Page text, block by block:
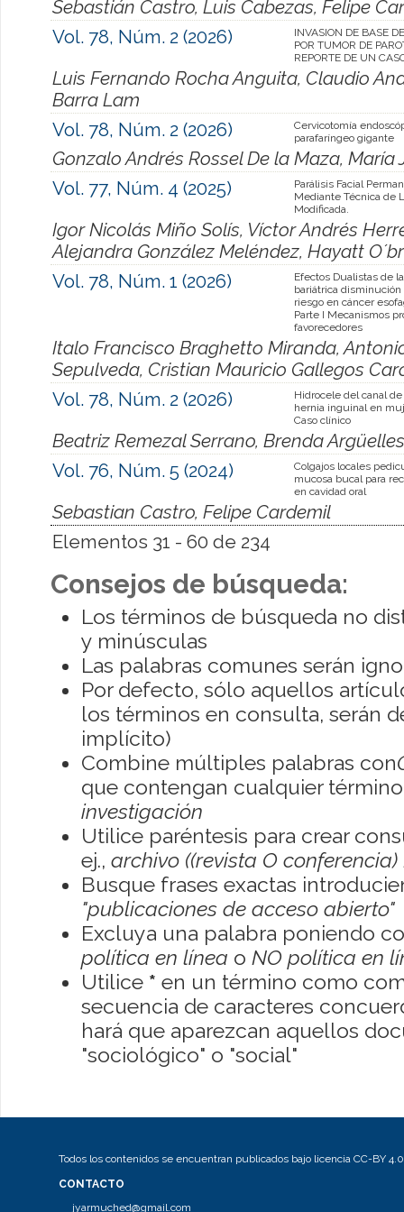
Sebastián Castro, Luis Cabezas, Felipe
Vol. 78, Núm. 2 (2026)
INVASION DE BASE
POR TUMOR DE
REPORTE DE UN
Luis Fernando Rocha Anguita, Claudio
Barra Lam
Vol. 78, Núm. 2 (2026)
Cervicotomía
parafaríngeo gigante
Gonzalo Andrés Rossel De la Maza, María
Vol. 77, Núm. 4 (2025)
Parálisis Facial
Mediante Técnica de
Modificada.
Igor Nicolás Miño Solís, Víctor Andrés
Alejandra González Meléndez, Hayatt
Vol. 78, Núm. 1 (2026)
Efectos Dualistas de
bariátrica
riesgo en cáncer
Parte I Mecanismos
favorecedores
Italo Francisco Braghetto Miranda,
Sepulveda, Cristian Mauricio Gallegos
Vol. 78, Núm. 2 (2026)
Hidrocele del canal
hernia inguinal en
Caso clínico
Beatriz Remezal Serrano, Brenda
Vol. 76, Núm. 5 (2024)
Colgajos locales
mucosa bucal para
en cavidad oral
Sebastian Castro, Felipe Cardemil
Elementos 31 - 60 de 234
Consejos de búsqueda:
Los términos de búsqueda no
y minúsculas
Las palabras comunes serán
Por defecto, sólo aquellos
los términos en consulta, serán
implícito)
Combine múltiples palabras con
que contengan cualquier
investigación
Utilice paréntesis para crear
ej., archivo ((revista O conferencia)
Busque frases exactas
"publicaciones de acceso abierto"
Excluya una palabra poniendo
política en línea o NO política en
Utilice * en un término como
secuencia de caracteres
hará que aparezcan aquellos
"sociológico" o "social"
Todos los contenidos se encuentran publicados bajo licencia CC-BY 4.0
CONTACTO
jyarmuched@gmail.com